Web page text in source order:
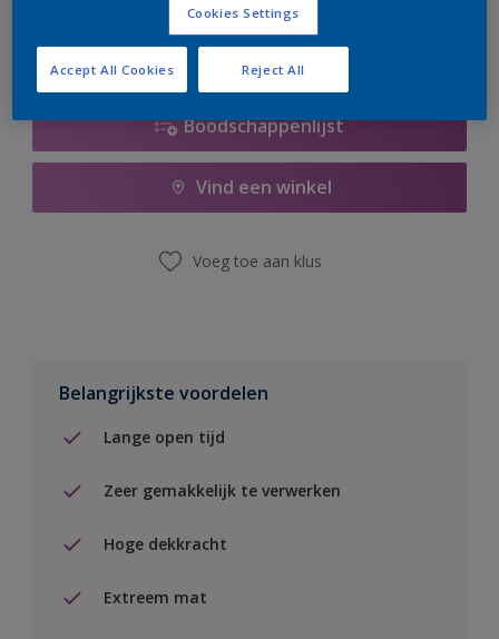
Boodschappenlijst
Vind een winkel
Voeg toe aan klus
Belangrijkste voordelen
Lange open tijd
Zeer gemakkelijk te verwerken
Hoge dekkracht
Extreem mat
Cookies Settings
Reject All
Accept All Cookies